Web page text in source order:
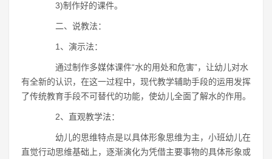
3)制作好的课件。
二、说教法：
1、演示法：
通过制作多媒体课件“水的用处和危害”，让幼儿对水
有全新的认识，在这一过程中，现代教学辅助手段的运用发挥
了传统教育手段不可替代的功能，使幼儿全面了解水的作用。
2、直观教学法：
幼儿的思维特点是以具体形象思维为主，小班幼儿在
直觉行动思维基础上，逐渐演化为凭借主要事物的具体形象或